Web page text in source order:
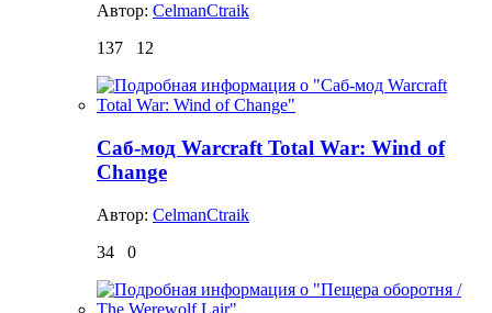
Автор: CelmanCtraik
137
12
Саб-мод Warcraft Total War: Wind of
Change
Автор: CelmanCtraik
34
0